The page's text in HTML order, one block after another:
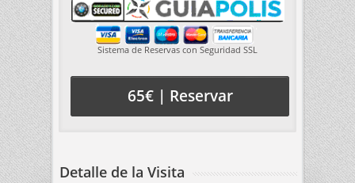
Sistema de Reservas con Seguridad SSL
65€ | Reservar
Detalle de la Visita